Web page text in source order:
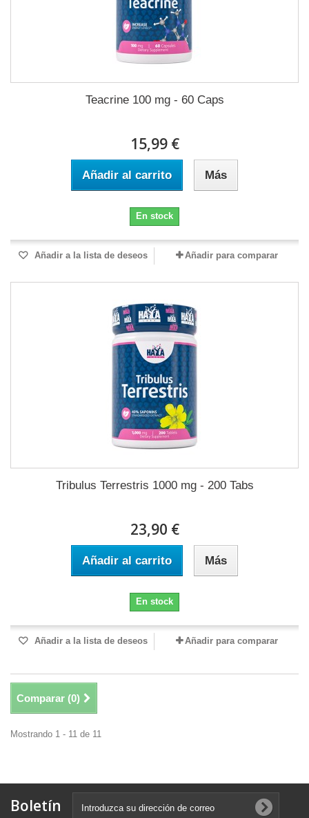
Teacrine 100 mg - 60 Caps
15,99 €
Añadir al carrito Más
En stock
Añadir a la lista de deseos Añadir para comparar
Tribulus Terrestris 1000 mg - 200 Tabs
23,90 €
Añadir al carrito Más
En stock
Añadir a la lista de deseos Añadir para comparar
Comparar (0)
Mostrando 1 - 11 de 11
Boletín